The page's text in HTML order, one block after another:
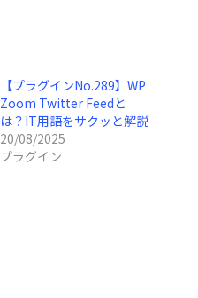
【プラグインNo.289】WP
Zoom Twitter Feedと
は？IT用語をサクッと解説
20/08/2025
プラグイン